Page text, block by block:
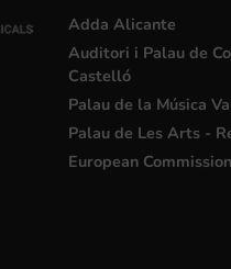
Adda Alicante
Auditori i Palau de
Castelló
Palau de la Música
Palau de Les Arts -
European